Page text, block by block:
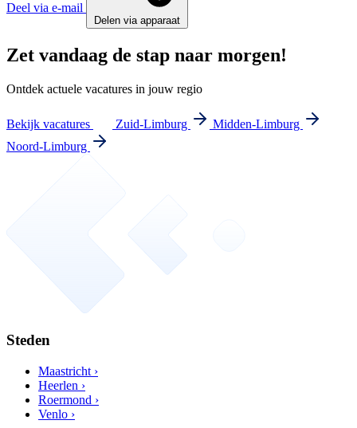
Deel via e-mail
Delen via apparaat
Zet vandaag de stap naar morgen!
Ontdek actuele vacatures in jouw regio
Bekijk vacatures Zuid-Limburg
Midden-Limburg
Noord-Limburg
Steden
Maastricht ›
Heerlen ›
Roermond ›
Venlo ›